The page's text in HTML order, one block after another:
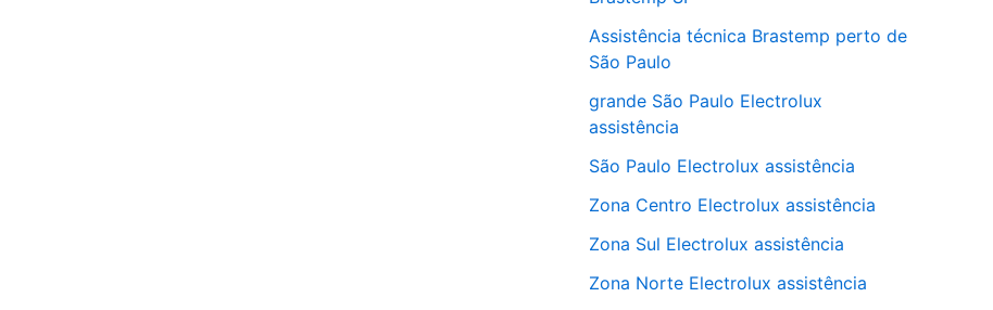
Assistência técnica Brastemp perto de
São Paulo
grande São Paulo Electrolux
assistência
São Paulo Electrolux assistência
Zona Centro Electrolux assistência
Zona Sul Electrolux assistência
Zona Norte Electrolux assistência